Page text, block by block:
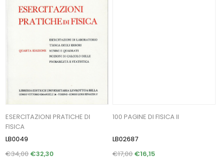
ESERCITAZIONI PRATICHE DI
FISICA
LB0049
€34,00 €32,30
100 PAGINE DI FISICA II
LB02687
€17,00€16,15